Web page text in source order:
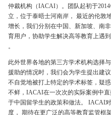
仲裁机构（IACAI）。团队起初于
立，位于泰晤士河南岸， 最近的伦敦
增长，我们分别在中国、新加坡、南
育用户，协助学生解决高等教育上遇
。
此外世界各地的第三方学术机构选择
援助的情况时，我们会为学生提出建
不自觉地被打上特定的学术标签，疑
不鲜，IACAI在一次次的实际案例中
于中国留学生的政策和做法。 IACAI
度， 期待在更广泛的高等教育监管框